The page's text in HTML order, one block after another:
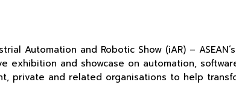
Automation and Robotic Show (iAR) –
exhibition and showcase on automation,
private and related organisations to help